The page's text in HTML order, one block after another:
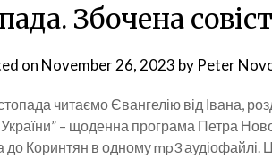
Збочена
on November 26, 2023 by Peter
читаємо Євангелію від Івана,
України” – щоденна програма Петра
Коринтян в одному mp3 аудіофайлі.